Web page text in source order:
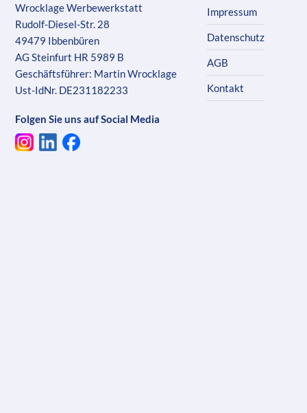
Wrocklage Werbewerkstatt
Rudolf-Diesel-Str. 28
49479 Ibbenbüren
AG Steinfurt HR 5989 B
Geschäftsführer: Martin Wrocklage
Ust-IdNr. DE231182233
Folgen Sie uns auf Social Media
Impressum
Datenschutz
AGB
Kontakt